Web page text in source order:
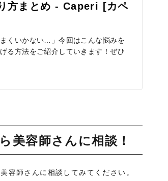
方まとめ - Caperi [カペ
くいかない…」今回はこんな悩みを
る方法をご紹介していきます！ぜひ
美容師さんに相談！
容師さんに相談してみてください。